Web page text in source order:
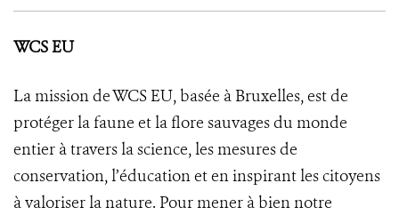
WCS EU
La mission de WCS EU, basée à Bruxelles, est de
protéger la faune et la flore sauvages du monde
entier à travers la science, les mesures de
conservation, l’éducation et en inspirant les citoyens
à valoriser la nature. Pour mener à bien notre